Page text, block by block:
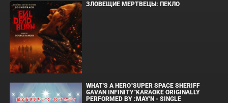
ЗЛОВЕЩИЕ МЕРТВЕЦЫ: ПЕКЛО
WHAT'S A HERO"SUPER SPACE SHERIFF
GAVAN INFINITY"KARAOKE ORIGINALLY
PERFORMED BY :MAY'N - SINGLE